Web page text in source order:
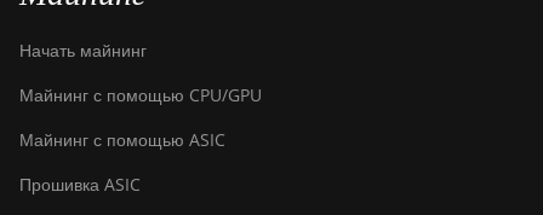
Начать майнинг
Майнинг с помощью CPU/GPU
Майнинг с помощью ASIC
Прошивка ASIC